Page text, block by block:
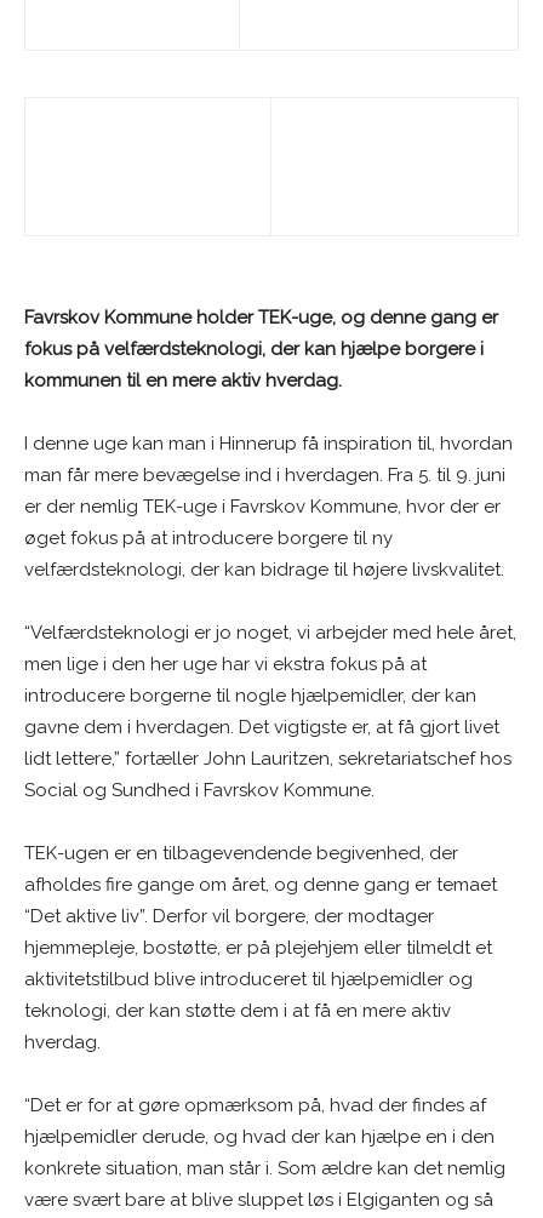
Favrskov Kommune holder TEK-uge, og denne gang er
fokus på velfærdsteknologi, der kan hjælpe borgere i
kommunen til en mere aktiv hverdag.
I denne uge kan man i Hinnerup få inspiration til, hvordan
man får mere bevægelse ind i hverdagen. Fra 5. til 9. juni
er der nemlig TEK-uge i Favrskov Kommune, hvor der er
øget fokus på at introducere borgere til ny
velfærdsteknologi, der kan bidrage til højere livskvalitet.
“Velfærdsteknologi er jo noget, vi arbejder med hele året,
men lige i den her uge har vi ekstra fokus på at
introducere borgerne til nogle hjælpemidler, der kan
gavne dem i hverdagen. Det vigtigste er, at få gjort livet
lidt lettere,” fortæller John Lauritzen, sekretariatschef hos
Social og Sundhed i Favrskov Kommune.
TEK-ugen er en tilbagevendende begivenhed, der
afholdes fire gange om året, og denne gang er temaet
“Det aktive liv”. Derfor vil borgere, der modtager
hjemmepleje, bostøtte, er på plejehjem eller tilmeldt et
aktivitetstilbud blive introduceret til hjælpemidler og
teknologi, der kan støtte dem i at få en mere aktiv
hverdag.
“Det er for at gøre opmærksom på, hvad der findes af
hjælpemidler derude, og hvad der kan hjælpe en i den
konkrete situation, man står i. Som ældre kan det nemlig
være svært bare at blive sluppet løs i Elgiganten og så